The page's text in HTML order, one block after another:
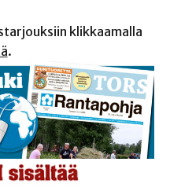
klikkaamalla
.